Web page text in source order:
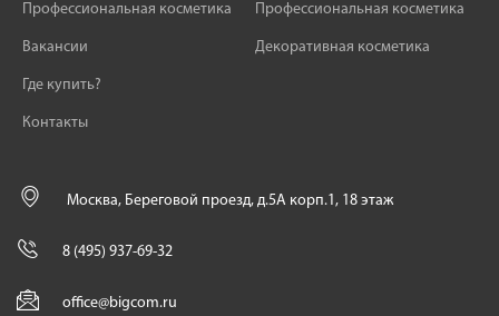
Профессиональная косметика
Вакансии
Где купить?
Контакты
Профессиональная косметика
Декоративная косметика
Москва, Береговой проезд, д.5А корп.1, 18 этаж
8 (495) 937-69-32
office@bigcom.ru